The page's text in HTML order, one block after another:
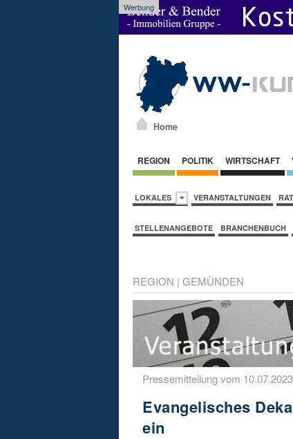
Werbung
Home
REGION POLITIK WIRTSCHAFT
LOKALES VERANSTALTUNGEN
STELLENANGEBOTE BRANCHENBUCH
REGION | GEMÜNDEN
Pressemitteilung vom
Evangelisches
ein